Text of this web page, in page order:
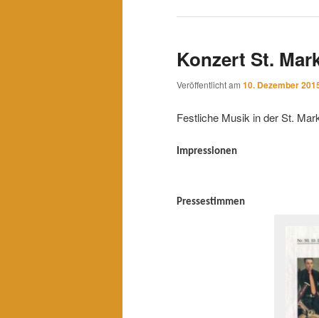
Konzert St.
Veröffentlicht am 10. Dezember
Festliche Musik in der St.
Impressionen
Pressestimmen